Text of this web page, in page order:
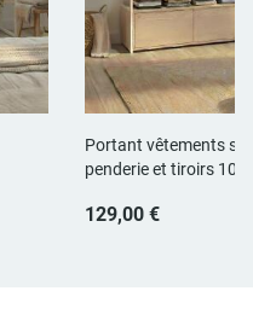
Portant vêtements
penderie et tiroirs
129,00 €